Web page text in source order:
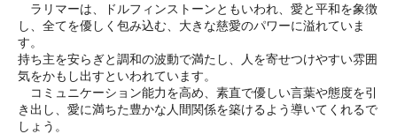
ラリマーは、ドルフィンストーンともいわれ、愛と平和を象徴
し、全てを優しく包み込む、大きな慈愛のパワーに溢れていま
す。
持ち主を安らぎと調和の波動で満たし、人を寄せつけやすい雰囲
気をかもし出すといわれています。
コミュニケーション能力を高め、素直で優しい言葉や態度を引
き出し、愛に満ちた豊かな人間関係を築けるよう導いてくれるで
しょう。